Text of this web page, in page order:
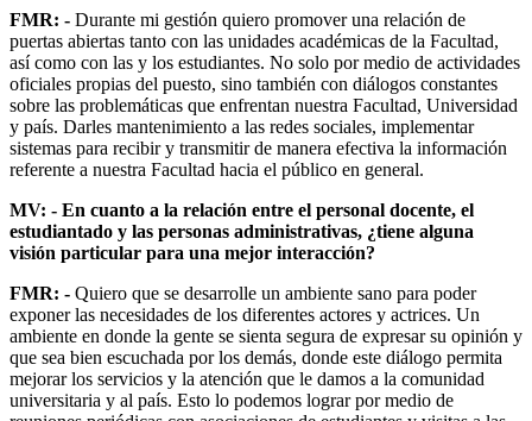
FMR: - Durante mi gestión quiero promover una relación de
puertas abiertas tanto con las unidades académicas de la Facultad,
así como con las y los estudiantes. No solo por medio de actividades
oficiales propias del puesto, sino también con diálogos constantes
sobre las problemáticas que enfrentan nuestra Facultad, Universidad
y país. Darles mantenimiento a las redes sociales, implementar
sistemas para recibir y transmitir de manera efectiva la información
referente a nuestra Facultad hacia el público en general.
MV: - En cuanto a la relación entre el personal docente, el
estudiantado y las personas administrativas, ¿tiene alguna
visión particular para una mejor interacción?
FMR: - Quiero que se desarrolle un ambiente sano para poder
exponer las necesidades de los diferentes actores y actrices. Un
ambiente en donde la gente se sienta segura de expresar su opinión y
que sea bien escuchada por los demás, donde este diálogo permita
mejorar los servicios y la atención que le damos a la comunidad
universitaria y al país. Esto lo podemos lograr por medio de